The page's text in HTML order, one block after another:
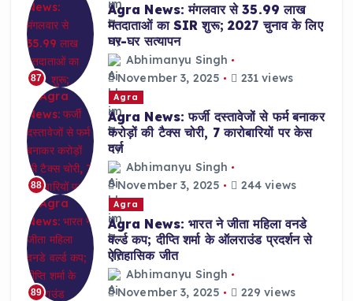
87
Agra News: मंगलवार से 35.99 लाख
मतदाताओं का SIR शुरू; 2027 चुनाव के लिए
घर-घर सत्यापन
Abhimanyu Singh
November 3, 2025
231 views
88
Agra
Agra News: फर्जी दस्तावेजों से फर्म बनाकर
करोड़ों की टैक्स चोरी, 7 कारोबारियों पर केस
दर्ज
Abhimanyu Singh
November 3, 2025
244 views
89
Agra
Agra News: भारत ने जीता महिला वनडे
वर्ल्ड कप; दीप्ति शर्मा के ऑलराउंड प्रदर्शन से
ऐतिहासिक जीत
Abhimanyu Singh
November 3, 2025
229 views